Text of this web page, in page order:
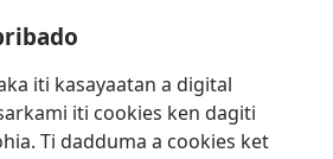
iti kasayaatan a digital
iti cookies ken dagiti
Ti dadduma a cookies ket
LIBRARIA